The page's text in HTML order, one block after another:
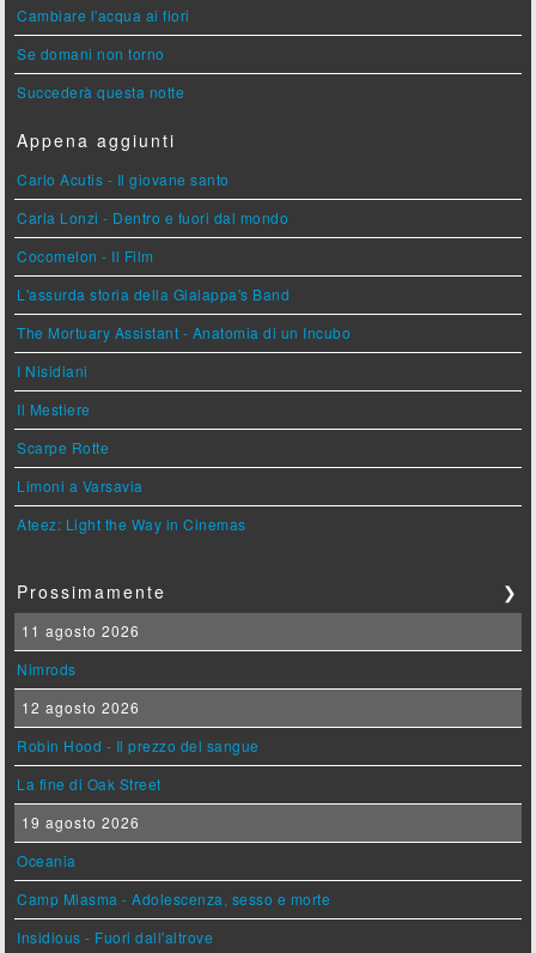
Cambiare l'acqua ai fiori
Se domani non torno
Succederà questa notte
Appena aggiunti
Carlo Acutis - Il giovane santo
Carla Lonzi - Dentro e fuori dal mondo
Cocomelon - Il Film
L'assurda storia della Gialappa's Band
The Mortuary Assistant - Anatomia di un Incubo
I Nisidiani
Il Mestiere
Scarpe Rotte
Limoni a Varsavia
Ateez: Light the Way in Cinemas
Prossimamente ❯
11 agosto 2026
Nimrods
12 agosto 2026
Robin Hood - Il prezzo del sangue
La fine di Oak Street
19 agosto 2026
Oceania
Camp Miasma - Adolescenza, sesso e morte
Insidious - Fuori dall'altrove